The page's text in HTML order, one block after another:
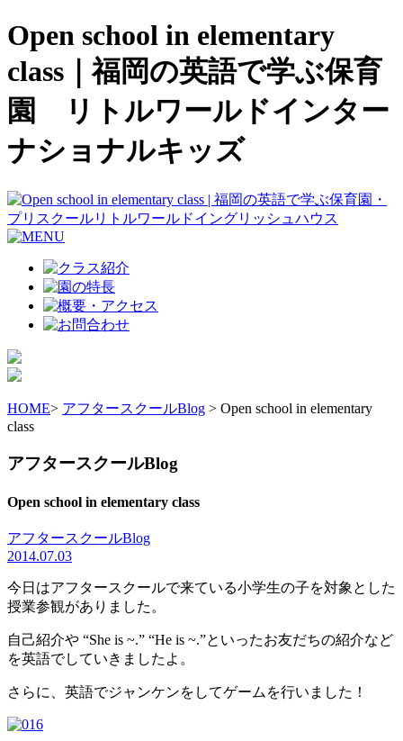
Open school in elementary
class｜福岡の英語で学ぶ保育
園 リトルワールドインター
ナショナルキッズ
HOME> アフタースクールBlog > Open school in elementary
class
アフタースクールBlog
Open school in elementary class
アフタースクールBlog
2014.07.03
今日はアフタースクールで来ている小学生の子を対象とした
授業参観がありました。
自己紹介や “She is ~.” “He is ~.”といったお友だちの紹介など
を英語でしていきましたよ。
さらに、英語でジャンケンをしてゲームを行いました！